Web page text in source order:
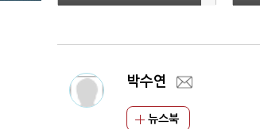
박수연
뉴스북